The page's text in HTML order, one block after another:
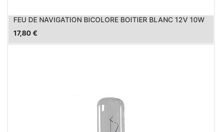
FEU DE NAVIGATION BICOLORE BOITIER BLANC 12V 10W
17,80 €